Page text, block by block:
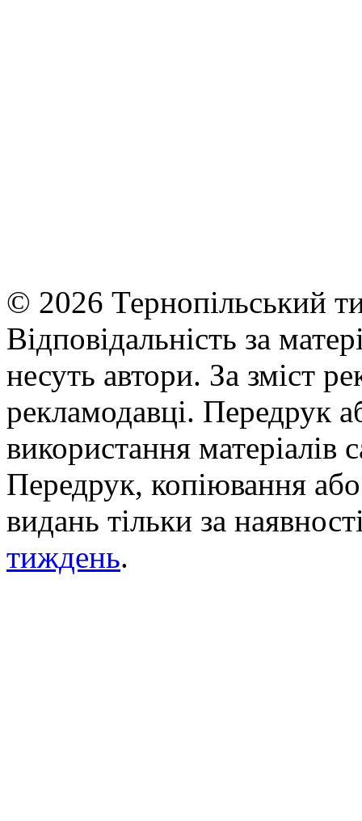
© 2026 Тернопільський
Відповідальність за
несуть автори. За зміст
рекламодавці. Передрук
використання матеріалів
Передрук, копіювання
видань тільки за
тиждень.